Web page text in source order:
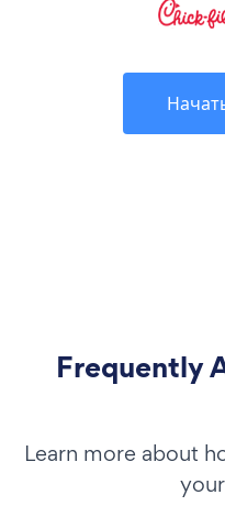
Frequently
Learn more about